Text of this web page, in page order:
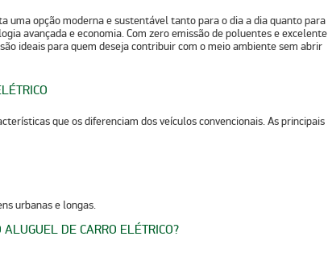
uma opção moderna e sustentável tanto para o dia a dia quanto para
avançada e economia. Com zero emissão de poluentes e excelente
ideais para quem deseja contribuir com o meio ambiente sem abrir
que os diferenciam dos veículos convencionais. As principais
urbanas e longas.
DE CARRO ELÉTRICO?